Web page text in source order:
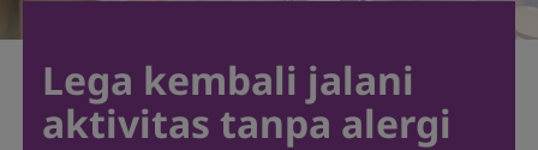
Memahami Alergi
Temukan Produk
Lega kembali jalani
aktivitas tanpa alergi